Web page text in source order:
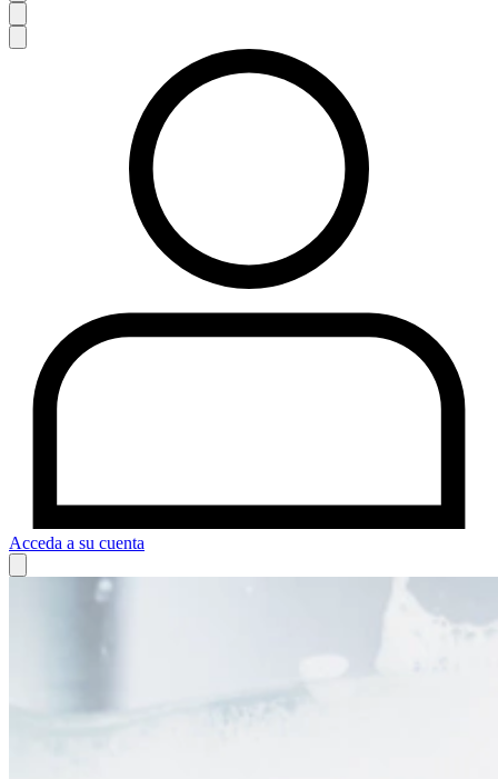
Acceda a su cuenta